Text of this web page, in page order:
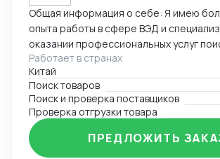
Общая информация о себе: Я имею
опыта работы в сфере ВЭД и
оказании профессиональных услуг
поставщиков и проверке отгрузки в
и знания в области ВЭД позволяют
справляться с различными задачами,
международной торговлей. Я
достижению высоких результатов,
клиентам надежность, точность и
Заказывая мои услуги, клиенты получают
Работает в странах
Китай
Поиск товаров
Поиск и проверка поставщиков
Проверка отгрузки товара
ПРЕДЛОЖИТЬ